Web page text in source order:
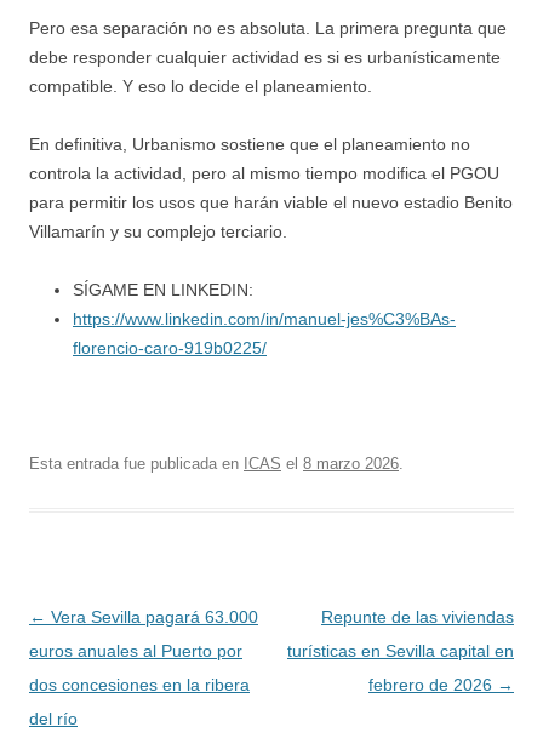
Pero esa separación no es absoluta. La primera pregunta que
debe responder cualquier actividad es si es urbanísticamente
compatible. Y eso lo decide el planeamiento.
En definitiva, Urbanismo sostiene que el planeamiento no
controla la actividad, pero al mismo tiempo modifica el PGOU
para permitir los usos que harán viable el nuevo estadio Benito
Villamarín y su complejo terciario.
SÍGAME EN LINKEDIN:
https://www.linkedin.com/in/manuel-jes%C3%BAs-
florencio-caro-919b0225/
Esta entrada fue publicada en ICAS el 8 marzo 2026.
Navegación
de
entradas
← Vera Sevilla pagará 63.000
euros anuales al Puerto por
dos concesiones en la ribera
del río
Repunte de las viviendas
turísticas en Sevilla capital en
febrero de 2026 →